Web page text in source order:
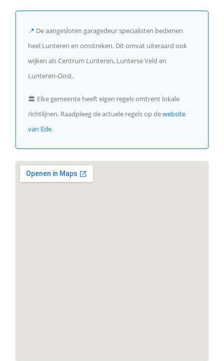
📍 De aangesloten garagedeur specialisten bedienen
heel Lunteren en omstreken. Dit omvat uiteraard ook
wijken als Centrum Lunteren, Lunterse Veld en
Lunteren-Oost.
🏛️ Elke gemeente heeft eigen regels omtrent lokale
richtlijnen. Raadpleeg de actuele regels op dewebsite
van Ede.